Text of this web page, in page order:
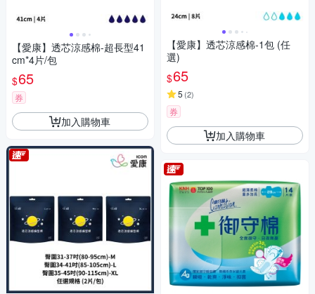
【愛康】透芯涼感棉-超長型41
cm*4片/包
$65
券
加入購物車
【愛康】透芯涼感棉-1包 (任
選)
$65
5 (2)
券
加入購物車